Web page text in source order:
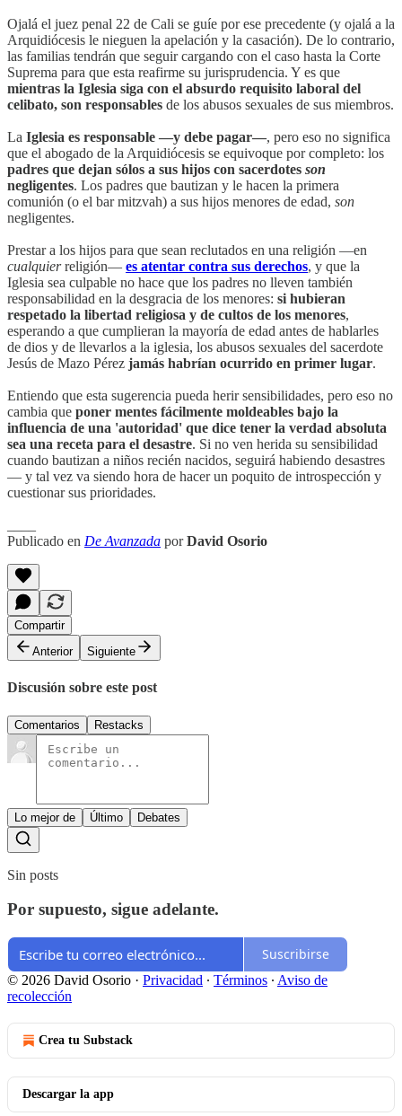
Ojalá el juez penal 22 de Cali se guíe por ese precedente (y ojalá a la
Arquidiócesis le nieguen la apelación y la casación). De lo contrario,
las familias tendrán que seguir cargando con el caso hasta la Corte
Suprema para que esta reafirme su jurisprudencia. Y es que
mientras la Iglesia siga con el absurdo requisito laboral del
celibato, son responsables de los abusos sexuales de sus miembros.
La Iglesia es responsable —y debe pagar—, pero eso no significa
que el abogado de la Arquidiócesis se equivoque por completo: los
padres que dejan sólos a sus hijos con sacerdotes son
negligentes. Los padres que bautizan y le hacen la primera
comunión (o el bar mitzvah) a sus hijos menores de edad, son
negligentes.
Prestar a los hijos para que sean reclutados en una religión —en
cualquierreligión— es atentar contra sus derechos, y que la
Iglesia sea culpable no hace que los padres no lleven también
responsabilidad en la desgracia de los menores: si hubieran
respetado la libertad religiosa y de cultos de los menores,
esperando a que cumplieran la mayoría de edad antes de hablarles
de dios y de llevarlos a la iglesia, los abusos sexuales del sacerdote
Jesús de Mazo Pérez jamás habrían ocurrido en primer lugar.
Entiendo que esta sugerencia pueda herir sensibilidades, pero eso no
cambia que poner mentes fácilmente moldeables bajo la
influencia de una 'autoridad' que dice tener la verdad absoluta
sea una receta para el desastre. Si no ven herida su sensibilidad
cuando bautizan a niños recién nacidos, seguirá habiendo desastres
— y tal vez va siendo hora de hacer un poquito de introspección y
cuestionar sus prioridades.
Publicado en De Avanzada porDavid Osorio
Compartir
Anterior
Siguiente
Discusión sobre este post
Comentarios Restacks
Lo mejor de Último Debates
Sin posts
Por supuesto, sigue adelante.
Suscribirse
© 2026 David Osorio · Privacidad ∙ Términos ∙ Aviso de
recolección
Crea tu Substack
Descargar la app